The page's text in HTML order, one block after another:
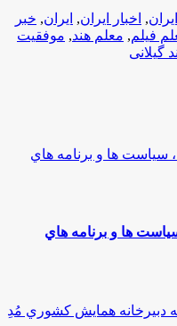
, اخبار ایران, ایران, خبر
فیلم, معلم هند, موفقیت
گیلانی
ها و برنامه هاي